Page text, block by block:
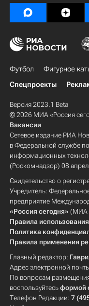
Футбол Фигурное
Спецпроекты
Версия 2023.1 Beta
© 2026 МИА «Россия
Вакансии
Сетевое издание РИА
в Федеральной службе
информационных
(Роскомнадзор) 08
Свидетельство о
Учредитель:
предприятие
«Россия сегодня» (МИА
Правила
Политика
Правила применения
Главный редактор:
Адрес электронной
По вопросам
воспользуйтесьформой
Телефон Редакции: 7